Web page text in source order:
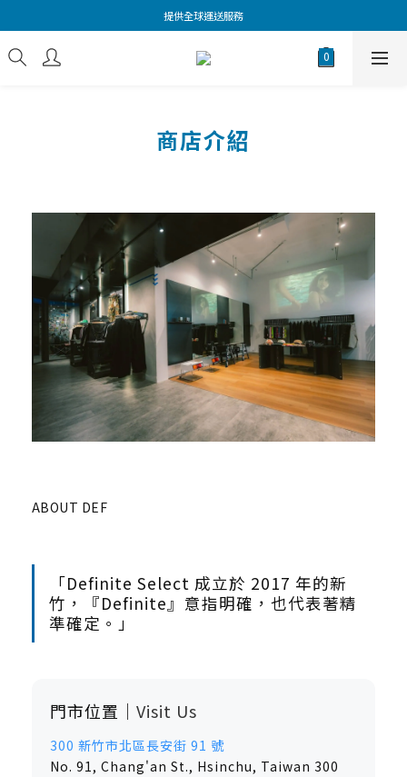
提供全球運送服務
商店介紹
ABOUT DEF
「Definite Select 成立於 2017 年的新
竹，『Definite』意指明確，也代表著精
準確定。」
門市位置｜ Visit Us
300 新竹市北區長安街 91 號
No. 91, Chang'an St., Hsinchu, Taiwan 300